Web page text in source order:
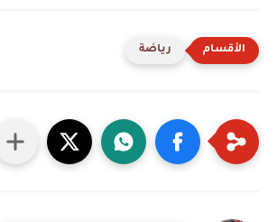
رياضة